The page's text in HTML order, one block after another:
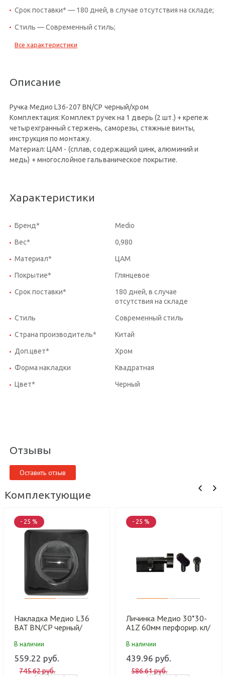
Срок поставки* — 180 дней, в случае отсутствия на складе;
Стиль — Современный стиль;
Все характеристики
Описание
Ручка Медио L36-207 BN/CP черный/хром
Комплектация: Комплект ручек на 1 дверь (2 шт.) + крепеж
четырехгранный стержень, саморезы, стяжные винты,
инструкция по монтажу.
Материал: ЦАМ - (сплав, содержащий цинк, алюминий и
медь) + многослойное гальваническое покрытие.
Характеристики
Бренд* Medio
Вес* 0,980
Материал* ЦАМ
Покрытие* Глянцевое
Срок поставки*
180 дней, в случае
отсутствия на складе
Стиль Современный стиль
Страна производитель* Китай
Доп.цвет* Хром
Форма накладки Квадратная
Цвет* Черный
Отзывы
Оставить отзыв
Комплектующие
- 25 %
Накладка Медио L36
BAT BN/CP черный/
В наличии
559.22 руб.
745.62 руб.
- 25 %
Личинка Медио 30*30-
A1Z 60мм перфорир. кл/
(60 шт)
В наличии
439.96 руб.
586.61 руб.